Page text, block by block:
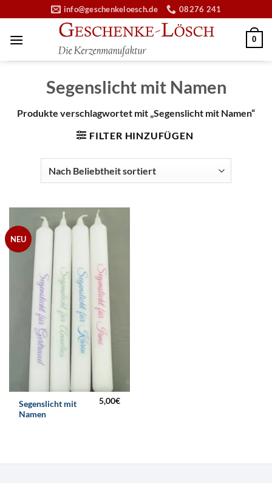
Inhalt
springen
info@geschenkeloesch.de 08276 241
0
Segenslicht mit Namen
Produkte verschlagwortet mit „Segenslicht mit Namen“
FILTER HINZUFÜGEN
NEU
Segenslicht mit
Namen
5,00€